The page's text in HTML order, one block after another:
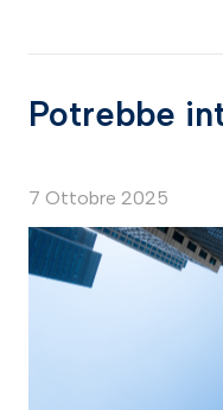
Potrebbe
7 Ottobre 2025